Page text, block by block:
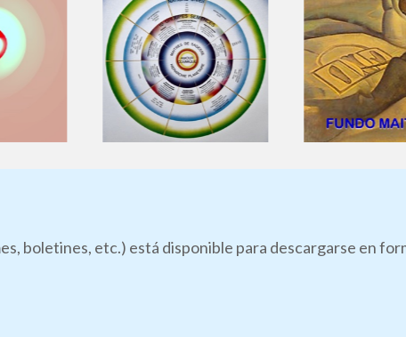
boletines, etc.) está disponible para descargarse en